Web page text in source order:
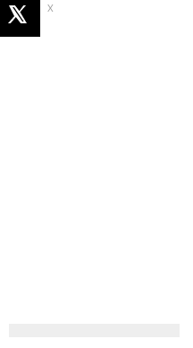
X